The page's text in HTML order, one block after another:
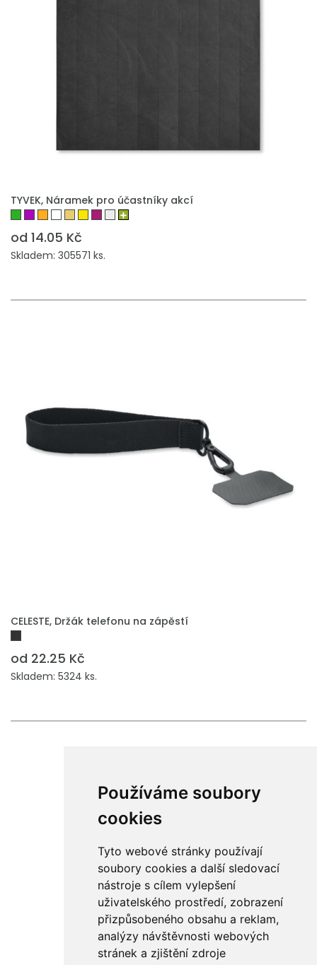
Používáme soubory
cookies
Tyto webové stránky používají
soubory cookies a další sledovací
nástroje s cílem vylepšení
uživatelského prostředí, zobrazení
přizpůsobeného obsahu a reklam,
analýzy návštěvnosti webových
stránek a zjištění zdroje
TYVEK, Náramek pro účastníky akcí
od 14.05 Kč
Skladem: 305571 ks.
CELESTE, Držák telefonu na zápěstí
od 22.25 Kč
Skladem: 5324 ks.